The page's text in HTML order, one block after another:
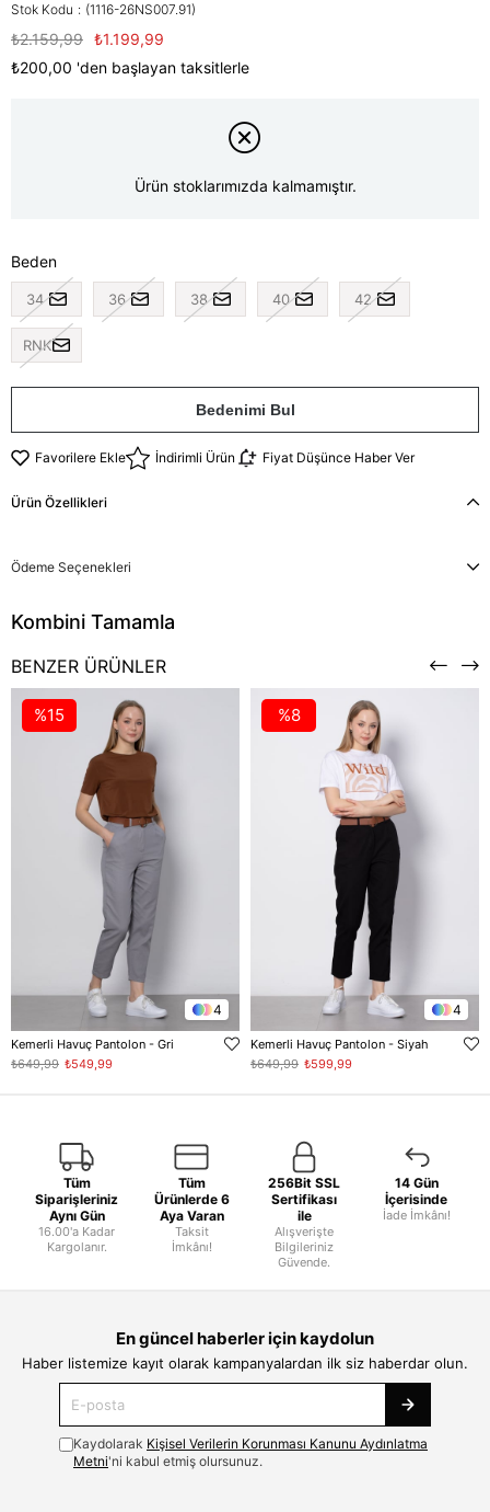
Stok Kodu (1116-26NS007.91)
₺2.159,99 ₺1.199,99
₺200,00 'den başlayan taksitlerle
Ürün stoklarımızda kalmamıştır.
Beden
34 36 38 40 42
RNK
Bedenimi Bul
Favorilere Ekle İndirimli Ürün Fiyat Düşünce Haber Ver
Ürün Özellikleri
Ödeme Seçenekleri
BENZER ÜRÜNLER
4
Kemerli Havuç Pantolon - Gri
₺549,99
₺649,99
%15
4
Kemerli Havuç Pantolon - Siyah
₺599,99
₺649,99
%8
Tüm
Siparişleriniz
Aynı Gün
16.00'a Kadar
Kargolanır.
Tüm
Ürünlerde 6
Aya Varan
Taksit
İmkânı!
256Bit SSL
Sertifikası
ile
Alışverişte
Bilgileriniz
Güvende.
14 Gün
İçerisinde
İade İmkânı!
En güncel haberler için kaydolun
Haber listemize kayıt olarak kampanyalardan ilk siz haberdar olun.
Kaydolarak Kişisel Verilerin Korunması Kanunu Aydınlatma
Metni'ni kabul etmiş olursunuz.